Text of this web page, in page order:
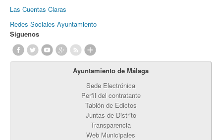
Las Cuentas Claras
Redes Sociales Ayuntamiento
Síguenos
Ayuntamiento de Málaga
Sede Electrónica
Perfil del contratante
Tablón de Edictos
Juntas de Distrito
Transparencia
Web Municipales